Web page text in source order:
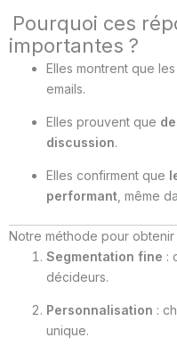
Pourquoi ces
importantes ?
Elles montrent que
emails.
Elles prouvent que
discussion.
Elles confirment que
performant , même
Notre méthode pour
Segmentation fine :
décideurs.
Personnalisation :
unique.